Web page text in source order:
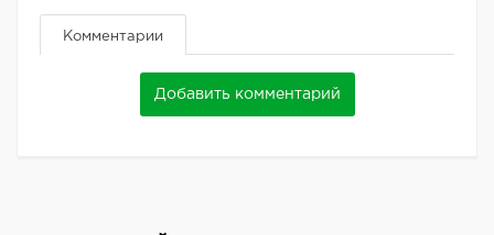
Комментарии
Добавить комментарий